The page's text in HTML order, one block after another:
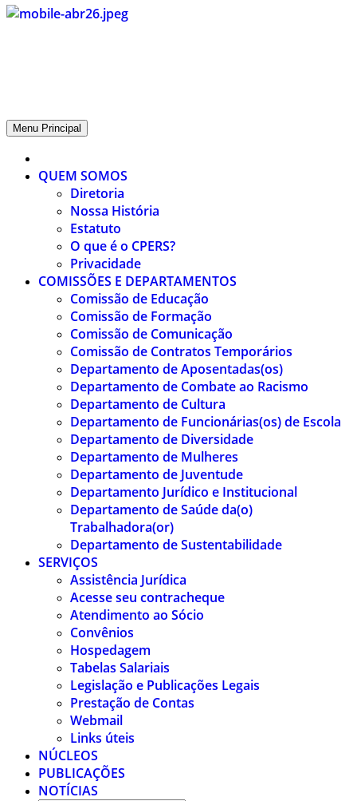
CPERS – Sindicato
CPERS – Sindicato dos Professores e Funcionários de escola do
Menu Principal
QUEM SOMOS
Diretoria
Nossa História
Estatuto
O que é o CPERS?
Privacidade
COMISSÕES E DEPARTAMENTOS
Comissão de Educação
Comissão de Formação
Comissão de Comunicação
Comissão de Contratos Temporários
Departamento de Aposentadas(os)
Departamento de Combate ao Racismo
Departamento de Cultura
Departamento de Funcionárias(os) de Escola
Departamento de Diversidade
Departamento de Mulheres
Departamento de Juventude
Departamento Jurídico e Institucional
Departamento de Saúde da(o)
Trabalhadora(or)
Departamento de Sustentabilidade
SERVIÇOS
Assistência Jurídica
Acesse seu contracheque
Atendimento ao Sócio
Convênios
Hospedagem
Tabelas Salariais
Legislação e Publicações Legais
Prestação de Contas
Webmail
Links úteis
NÚCLEOS
PUBLICAÇÕES
NOTÍCIAS